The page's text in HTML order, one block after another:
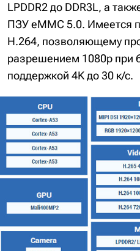
LPDDR2 до DDR3L, а
ПЗУ eMMC 5.0. Имеется
H.264, позволяющему
разрешением 1080p при
поддержкой 4K до 30 к/с.